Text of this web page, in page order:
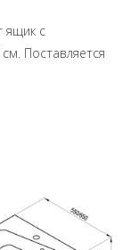
ящик с
Поставляется